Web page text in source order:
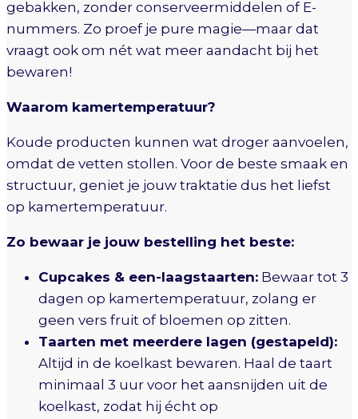
gebakken, zonder conserveermiddelen of E-
nummers. Zo proef je pure magie—maar dat
vraagt ook om nét wat meer aandacht bij het
bewaren!
Waarom kamertemperatuur?
Koude producten kunnen wat droger aanvoelen,
omdat de vetten stollen. Voor de beste smaak en
structuur, geniet je jouw traktatie dus het liefst
op kamertemperatuur.
Zo bewaar je jouw bestelling het beste:
Cupcakes & een-laagstaarten: Bewaar tot 3
dagen op kamertemperatuur, zolang er
geen vers fruit of bloemen op zitten.
Taarten met meerdere lagen (gestapeld):
Altijd in de koelkast bewaren. Haal de taart
minimaal 3 uur voor het aansnijden uit de
koelkast, zodat hij écht op